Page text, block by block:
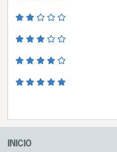
INICIO